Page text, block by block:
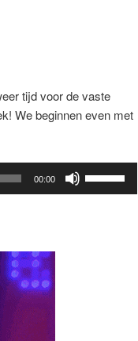
tijd voor de vaste
We beginnen even met
00:00